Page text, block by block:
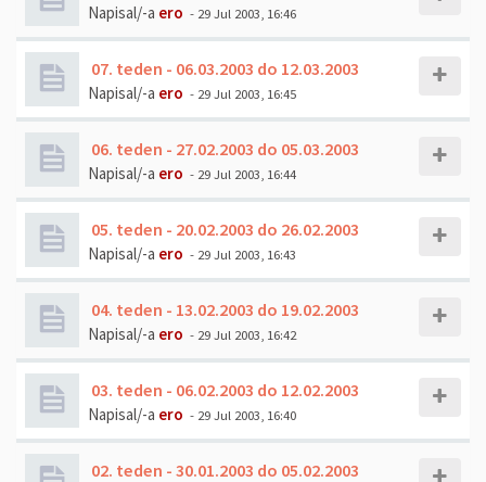
Napisal/-a ero - 29 Jul 2003, 16:46
07. teden - 06.03.2003 do 12.03.2003
Napisal/-a ero - 29 Jul 2003, 16:45
06. teden - 27.02.2003 do 05.03.2003
Napisal/-a ero - 29 Jul 2003, 16:44
05. teden - 20.02.2003 do 26.02.2003
Napisal/-a ero - 29 Jul 2003, 16:43
04. teden - 13.02.2003 do 19.02.2003
Napisal/-a ero - 29 Jul 2003, 16:42
03. teden - 06.02.2003 do 12.02.2003
Napisal/-a ero - 29 Jul 2003, 16:40
02. teden - 30.01.2003 do 05.02.2003